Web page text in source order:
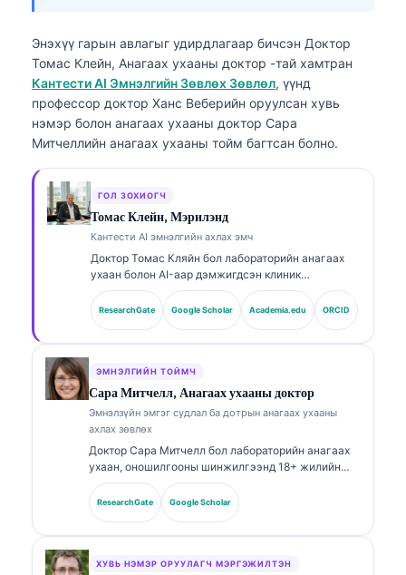
Энэхүү гарын авлагыг удирдлагаар бичсэн Доктор
Томас Клейн, Анагаах ухааны доктор -тай хамтран
Кантести AI Эмнэлгийн Зөвлөх Зөвлөл, үүнд
профессор доктор Ханс Веберийн оруулсан хувь
нэмэр болон анагаах ухааны доктор Сара
Митчеллийн анагаах ухааны тойм багтсан болно.
ГОЛ ЗОХИОГЧ
Томас Клейн, Мэрилэнд
Кантести AI эмнэлгийн ахлах эмч
Доктор Томас Кляйн бол лабораторийн анагаах
ухаан болон AI-аар дэмжигдсэн клиник
шинжилгээнд 15 гаруй жилийн туршлагатай,
зөвшөөрөгдсөн (board-certified) клиник
гематологич, дотрын эмч юм. Kantesti AI
эмнэлзүйн үнэн зөв байдлын талаар эмнэлзүйн
хяналтыг хэрэгжүүлдэг. Доктор Кляйн нь
биомаркерын тайлбар болон лабораторийн
оношилгооны чиглэлээр лабораторийн анагаах
ухааны сэдвүүд дээр өргөн хүрээнд хэвлүүлсэн.
ResearchGate Google Scholar Academia.edu ORCID
ЭМНЭЛГИЙН ТОЙМЧ
Сара Митчелл, Анагаах ухааны доктор
Эмнэлзүйн эмгэг судлал ба дотрын анагаах ухааны
ахлах зөвлөх
Доктор Сара Митчелл бол лабораторийн анагаах
ухаан, оношилгооны шинжилгээнд 18+ жилийн
туршлагатай, зөвлөлөөр баталгаажсан клиник
эмгэг судлаач (клиник патологоанатом) юм.
Тэрээр клиник химийн чиглэлээр мэргэшлийн
шинжилгээний талаар өргөнөөр нийтэлсэн.
ResearchGate Google Scholar
ХУВЬ НЭМЭР ОРУУЛАГЧ МЭРГЭЖИЛТЭН